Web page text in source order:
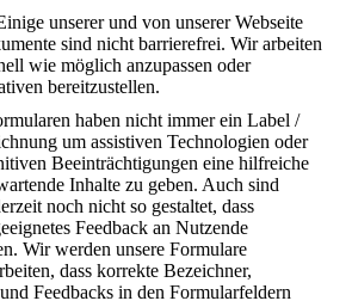
unserer und von unserer Webseite
sind nicht barrierefrei. Wir arbeiten
wie möglich anzupassen oder
bereitzustellen.
haben nicht immer ein Label /
um assistiven Technologien oder
Beeinträchtigungen eine hilfreiche
Inhalte zu geben. Auch sind
noch nicht so gestaltet, dass
Feedback an Nutzende
Wir werden unsere Formulare
dass korrekte Bezeichner,
Feedbacks in den Formularfeldern